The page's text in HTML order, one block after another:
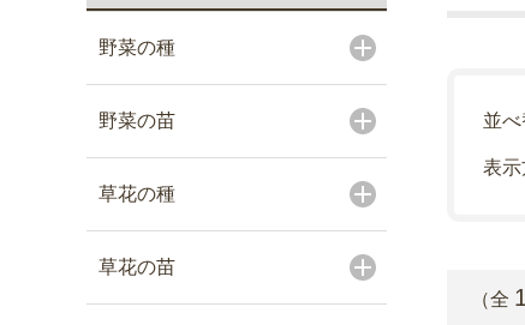
野菜の種
野菜の苗
草花の種
草花の苗
並べ
表示
（全